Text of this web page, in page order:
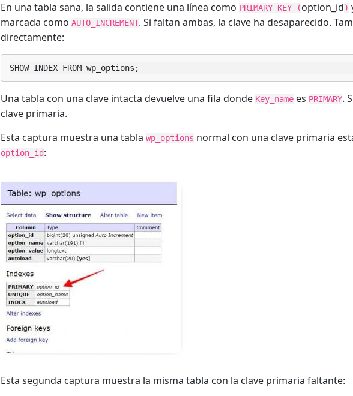
En una tabla sana, la salida contiene una línea como PRIMARY KEY (option_id)
marcada comoAUTO_INCREMENT. Si faltan ambas, la clave ha desaparecido.
directamente:
SHOW INDEX FROM wp_options;
Una tabla con una clave intacta devuelve una fila dondeKey_name es PRIMARY.
clave primaria.
Esta captura muestra una tablawp_options normal con una clave primaria
option_id:
Esta segunda captura muestra la misma tabla con la clave primaria faltante: